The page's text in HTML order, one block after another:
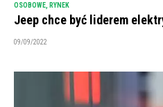
OSOBOWE RYNEK
Jeep chce być liderem
09/09/2022